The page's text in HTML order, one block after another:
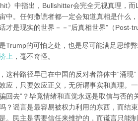
》中指出，Bullshitter会完全无视真理，
中。任何撒谎者都一定会知道真相是什么
才是现实的世界－－“后真相世界”（Post-
Trump的可怕之处，也是尽可能满足思维
上 ，毫不奇怪。
这种路径早已在中国的反对者群体中“涌
应，只要效应正义，无所谓事实和真理。
回去”？毕竟情绪和直觉永远是取信与否
？谣言是最容易被权力利用的东西，而结
。民主是需要信任来维护的，而谎言只能制